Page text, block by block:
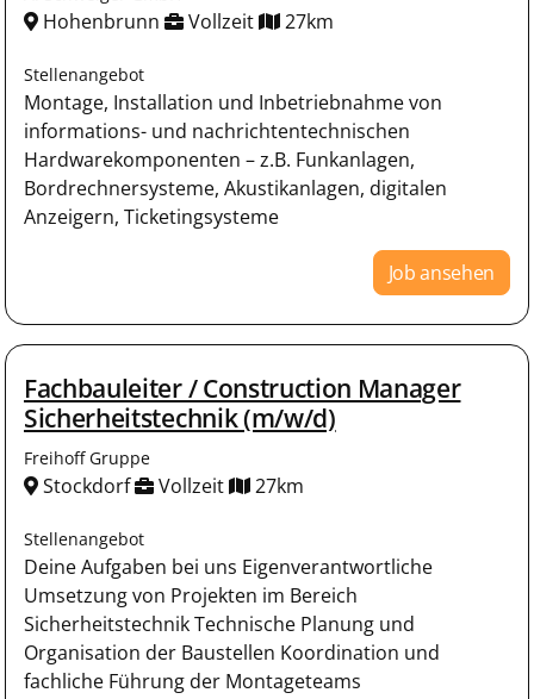
Hohenbrunn Vollzeit 27km
Stellenangebot
Montage, Installation und Inbetriebnahme von
informations- und nachrichtentechnischen
Hardwarekomponenten – z.B. Funkanlagen,
Bordrechnersysteme, Akustikanlagen, digitalen
Anzeigern, Ticketingsysteme
Job ansehen
Fachbauleiter / Construction Manager
Sicherheitstechnik (m/w/d)
Freihoff Gruppe
Stockdorf Vollzeit 27km
Stellenangebot
Deine Aufgaben bei uns Eigenverantwortliche
Umsetzung von Projekten im Bereich
Sicherheitstechnik Technische Planung und
Organisation der Baustellen Koordination und
fachliche Führung der Montageteams